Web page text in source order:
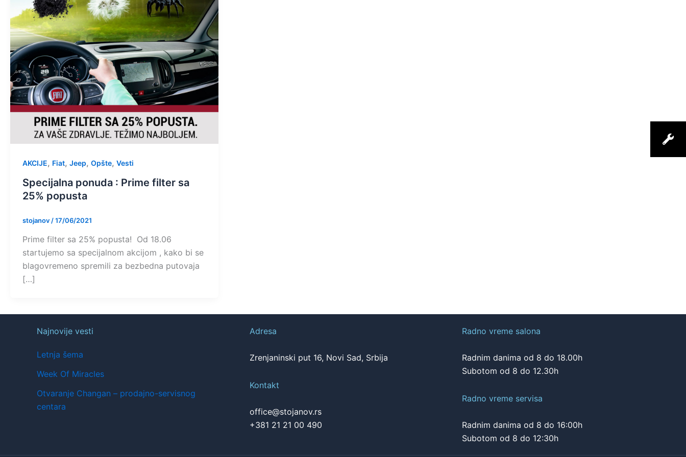
AKCIJE, Fiat, Jeep, Opšte, Vesti
Specijalna ponuda : Prime filter sa
25% popusta
stojanov /17/06/2021
Prime filter sa 25% popusta! Od 18.06
startujemo sa specijalnom akcijom , kako bi se
blagovremeno spremili za bezbedna putovaja
[…]
Najnovije vesti
Letnja šema
Week Of Miracles
Otvaranje Changan – prodajno-servisnog
centara
Adresa
Zrenjaninski put 16, Novi Sad, Srbija
Kontakt
office@stojanov.rs
+381 21 21 00 490
Radno vreme salona
Radnim danima od 8 do 18.00h
Subotom od 8 do 12.30h
Radno vreme servisa
Radnim danima od 8 do 16:00h
Subotom od 8 do 12:30h